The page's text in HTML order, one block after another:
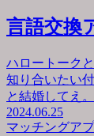
言語交換
ハロートーク
知り合いたい
と結婚してえ
2024.06.25
マッチングア